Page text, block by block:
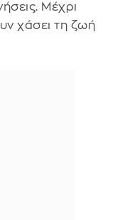
Μέχρι
χάσει τη ζωή